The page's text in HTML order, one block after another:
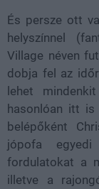
És persze ott
helyszínnel
Village néven
dobja fel az
lehet
hasonlóan itt is
belépőként
jópofa
fordulatokat a
illetve a